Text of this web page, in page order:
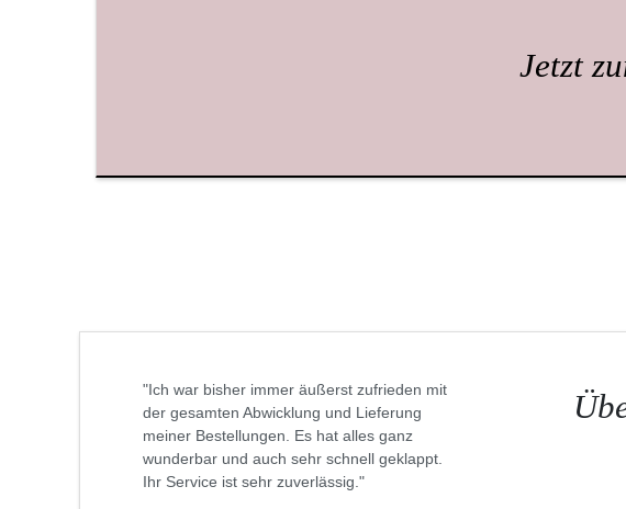
Jetzt
"Ich war bisher immer äußerst zufrieden mit
der gesamten Abwicklung und Lieferung
meiner Bestellungen. Es hat alles ganz
wunderbar und auch sehr schnell geklappt.
Ihr Service ist sehr zuverlässig."